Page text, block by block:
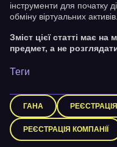
інструменти для початку
обміну віртуальних активів.
Зміст цієї статті має
предмет, а не
Теги
ГАНА
РЕЄСТРАЦІЯ КОМПАНІЇ